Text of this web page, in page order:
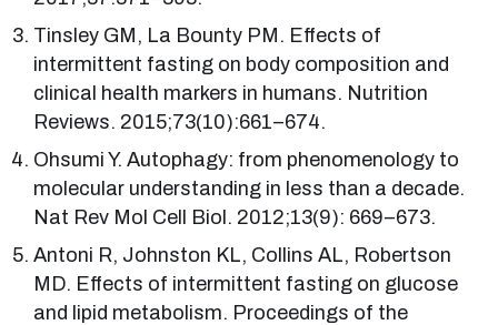
Tinsley GM, La Bounty PM. Effects of
intermittent fasting on body composition and
clinical health markers in humans. Nutrition
Reviews. 2015;73(10):661–674.
Ohsumi Y. Autophagy: from phenomenology to
molecular understanding in less than a decade.
Nat Rev Mol Cell Biol. 2012;13(9): 669–673.
Antoni R, Johnston KL, Collins AL, Robertson
MD. Effects of intermittent fasting on glucose
and lipid metabolism. Proceedings of the